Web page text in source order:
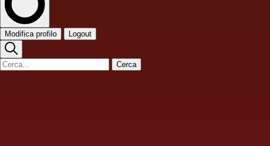
Modifica profilo Logout
Cerca